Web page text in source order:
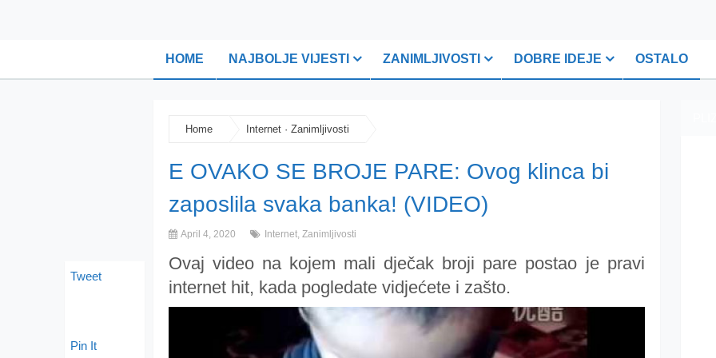
HOME NAJBOLJE VIJESTI ZANIMLJIVOSTI DOBRE IDEJE OSTALO
Home Internet · Zanimljivosti
E OVAKO SE BROJE PARE: Ovog klinca bi
zaposlila svaka banka! (VIDEO)
April 4, 2020 Internet, Zanimljivosti
Ovaj video na kojem mali dječak broji pare postao je pravi
internet hit, kada pogledate vidjećete i zašto.
Tweet
Pin It